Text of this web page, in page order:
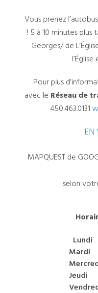
Vous prenez
! 5 à 10 minutes
Georges/ de
Pour plus
avec le Réseau de
450.463.0131
EN
MAPQUEST de
selon
Lundi
Mardi
Jeudi